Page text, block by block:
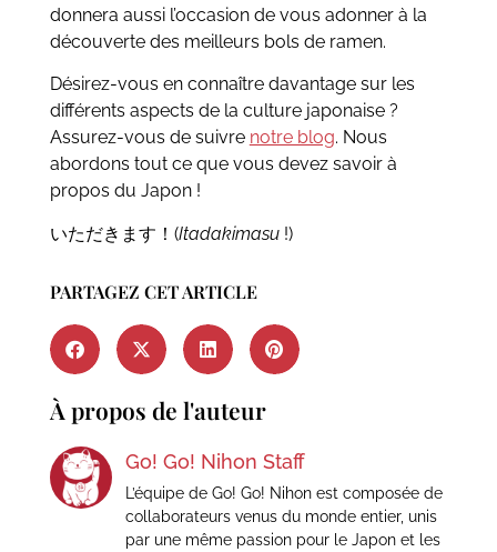
donnera aussi l’occasion de vous adonner à la
découverte des meilleurs bols de ramen.
Désirez-vous en connaître davantage sur les
différents aspects de la culture japonaise ?
Assurez-vous de suivre notre blog. Nous
abordons tout ce que vous devez savoir à
propos du Japon !
いただきます！(Itadakimasu!)
PARTAGEZ CET ARTICLE
À propos de l'auteur
Go! Go! Nihon Staff
L’équipe de Go! Go! Nihon est composée de
collaborateurs venus du monde entier, unis
par une même passion pour le Japon et les